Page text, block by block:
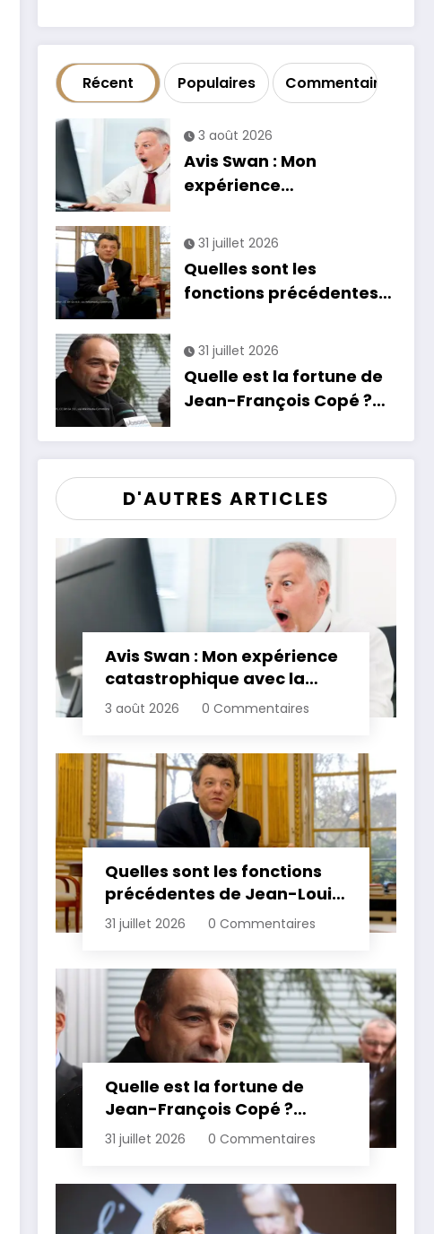
Récent Populaires Commentaire
3 août 2026
Avis Swan : Mon
expérience
banque
31 juillet 2026
Quelles sont les
fonctions précédentes
31 juillet 2026
Quelle est la fortune de
Jean-François Copé ?
son patrimoine
D'AUTRES ARTICLES
Avis Swan : Mon expérience
catastrophique avec la
banque
3 août 2026 0 Commentaires
Quelles sont les fonctions
précédentes de Jean-Louis
Borloo ?
31 juillet 2026 0 Commentaires
Quelle est la fortune de
Jean-François Copé ?
Estimation et détails de son
patrimoine
31 juillet 2026 0 Commentaires